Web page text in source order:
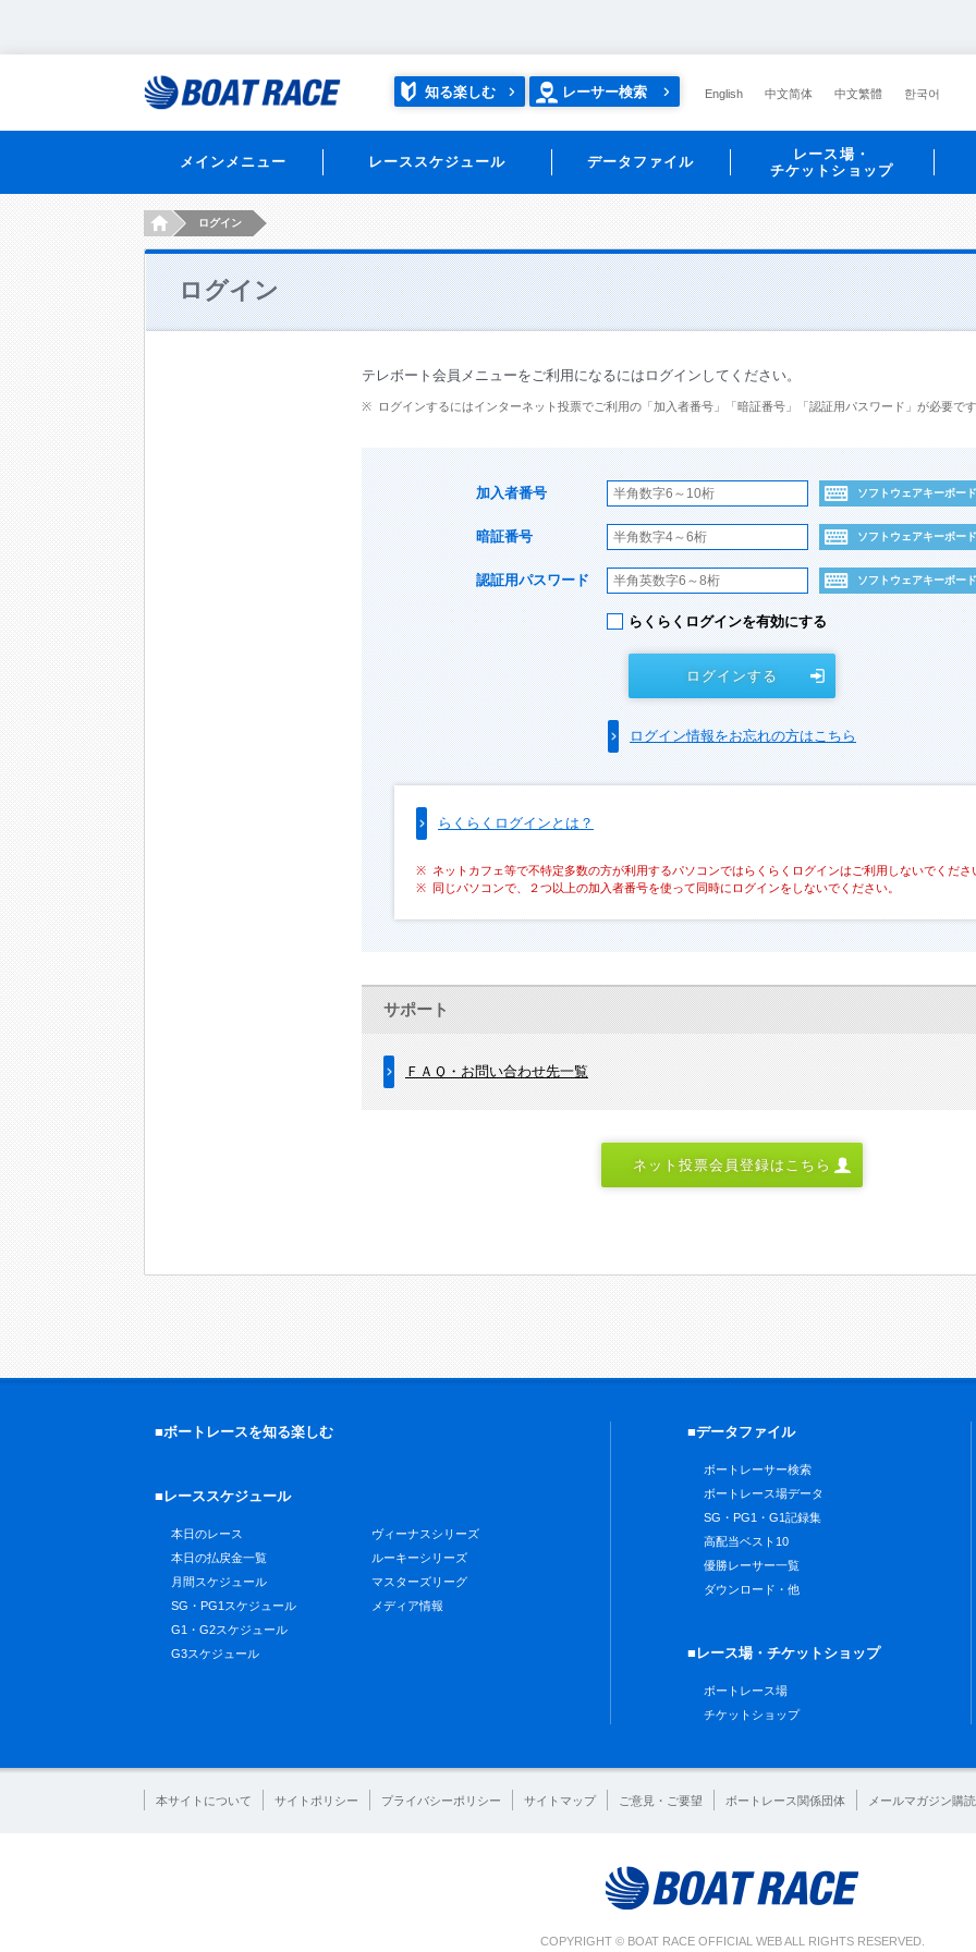
知る楽しむ レーサー検索 English 中文简体 中文繁體 한국어
メインメニュー レーススケジュール データファイル
レース場・
チケットショップ
HOMEログイン
ログイン
テレボート会員メニューをご利用になるにはログインしてください。
ログインするにはインターネット投票でご利用の「加入者番号」「暗証番号」「認証用パスワード」が必要です
加入者番号 ソフトウェアキーボード
暗証番号 ソフトウェアキーボード
認証用パスワード ソフトウェアキーボード
らくらくログインを有効にする
ログインする
ログイン情報をお忘れの方はこちら
らくらくログインとは？
ネットカフェ等で不特定多数の方が利用するパソコンではらくらくログインはご利用しないでくださ
同じパソコンで、２つ以上の加入者番号を使って同時にログインをしないでください。
サポート
ＦＡＱ・お問い合わせ先一覧
ネット投票会員登録はこちら
■ボートレースを知る楽しむ
■レーススケジュール
本日のレース
本日の払戻金一覧
月間スケジュール
SG・PG1スケジュール
G1・G2スケジュール
G3スケジュール
ヴィーナスシリーズ
ルーキーシリーズ
マスターズリーグ
メディア情報
■データファイル
ボートレーサー検索
ボートレース場データ
SG・PG1・G1記録集
高配当ベスト10
優勝レーサー一覧
ダウンロード・他
■レース場・チケットショップ
ボートレース場
チケットショップ
本サイトについて サイトポリシー プライバシーポリシー サイトマップ ご意見・ご要望 ボートレース関係団体 メールマガジン購読
COPYRIGHT © BOAT RACE OFFICIAL WEB ALL RIGHTS RESERVED.